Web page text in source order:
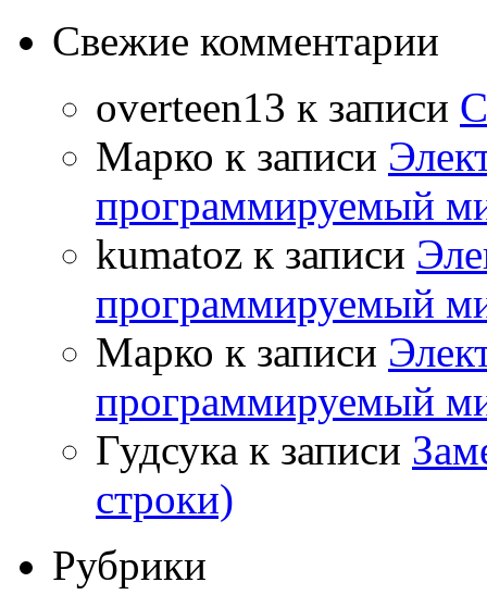
Свежие комментарии
overteen13 к записи
Марко к записи
программируемый
kumatoz к записи
программируемый
Марко к записи
программируемый
Гудсука к записи
строки)
Рубрики